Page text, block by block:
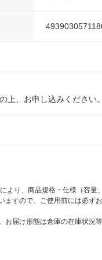
上、お申し込みください。
り、商品規格・仕様（容量
すので、ご使用前には必ず
届け形態は倉庫の在庫状況